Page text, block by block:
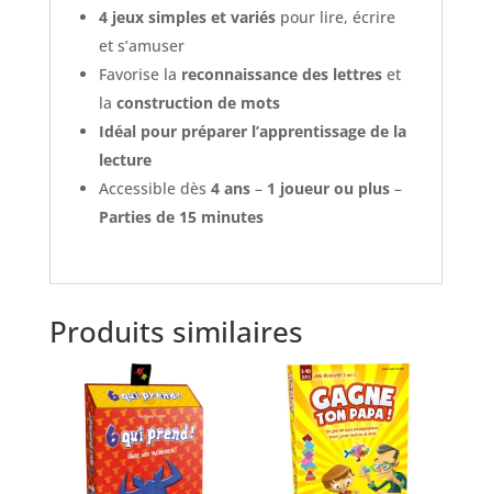
4 jeux simples et variéspour lire, écrire
et s’amuser
Favorise la reconnaissance des lettreset
la construction de mots
Idéal pour préparer l’apprentissage de la
lecture
Accessible dès 4 ans– 1 joueur ou plus–
Parties de 15 minutes
Produits similaires